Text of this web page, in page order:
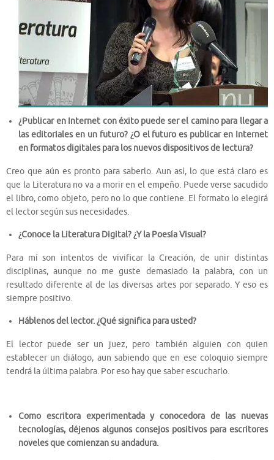
¿Publicar en Internet con éxito puede ser el camino para llegar a
las editoriales en un futuro? ¿O el futuro es publicar en Internet
en formatos digitales para los nuevos dispositivos de lectura?
Creo que aún es pronto para saberlo. Aun así, lo que está claro es
que la Literatura no va a morir en el empeño. Puede verse sacudido
el libro, como objeto, pero no lo que contiene. El formato lo elegirá
el lector según sus necesidades.
¿Conoce la Literatura Digital? ¿Y la Poesía Visual?
Para mí son intentos de vivificar la Creación, de unir distintas
disciplinas, aunque no me guste demasiado la palabra, con un
resultado diferente al de las diversas artes por separado. Y eso es
siempre positivo.
Háblenos del lector. ¿Qué significa para usted?
El lector puede ser un juez, pero también alguien con quien
establecer un diálogo, aun sabiendo que en ese coloquio siempre
tendrá la última palabra. Por eso hay que saber escucharlo.
Como escritora experimentada y conocedora de las nuevas
tecnologías, déjenos algunos consejos positivos para escritores
noveles que comienzan su andadura.